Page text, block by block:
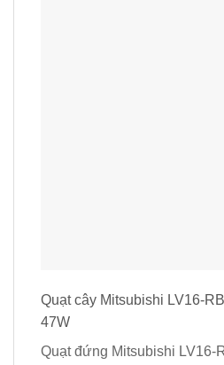
Quạt cây Mitsubishi LV16-
47W
Quạt đứng Mitsubishi LV16-